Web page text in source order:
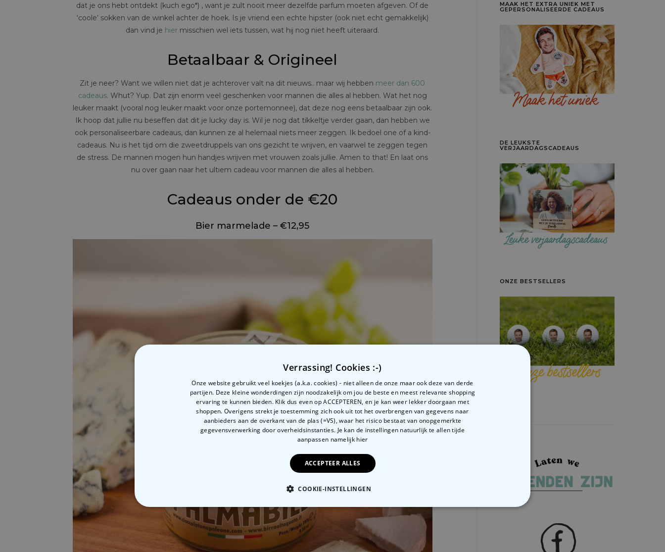
dat je ons hebt ontdekt (kuch ego*) , want je zult nooit meer dezelfde parfum moeten afgeven. Of de
‘coole’ sokken van de winkel achter de hoek. Is je vriend een echte hipster (ook niet echt gemakkelijk)
dan vind je hier misschien wel iets tussen, wat hij nog niet heeft uiteraard.
Betaalbaar & Origineel
Zit je neer? Want we willen niet dat je achterover valt na dit nieuws.. maar wij hebben meer dan 600
cadeaus. Whut? Yup. Dat zijn enorm veel geschenken voor mannen die alles al hebben. Wat het nog
leuker maakt (vooral nog leuker maakt voor onze portemonnee), dat deze nog eens betaalbaar zijn ook.
Ik hoop dat jullie nu beseffen dat dit je lucky day is. Wil je nog dat tikkeltje verder gaan, dan hebben we
ook personaliseerbare cadeaus, dan kunnen ze al helemaal niets meer zeggen. Ik bedoel one of a kind-
cadeaus. Nu is het tijd om die zweetdruppels van ons gezicht te wrijven, en vaarwel te zeggen tegen
de stress. De mannen mogen hun handjes wrijven met vrouwen zoals jullie. Amen to that! En laat ons
nu over gaan naar het ultiem cadeau voor mannen die alles al hebben.
Cadeaus onder de €20
Bier marmelade – €12,95
MAAK HET EXTRA UNIEK MET
GEPERSONALISEERDE CADEAUS
DE LEUKSTE
VERJAARDAGSCADEAUS
ONZE BESTSELLERS
Verrassing! Cookies :-)
Onze website gebruikt veel koekjes (a.k.a. cookies) - niet alleen de onze maar ook deze van derde
partijen. Deze kleine wonderdingen zijn noodzakelijk om jou de beste en meest relevante shopping
ervaring te kunnen bieden. Klik dus even op ACCEPTEREN, en je kan weer lekker doorgaan met
shoppen. Overigens strekt je toestemming zich ook uit tot het overbrengen van gegevens naar
aanbieders aan de overkant van de plas (=VS), waar het risico bestaat van onopgemerkte
gegevensverwerking door overheidsinstanties. Je kan de instellingen natuurlijk te allen tijde
aanpassen namelijk hier
ACCEPTEER ALLES
COOKIE-INSTELLINGEN
NOODZAKELIJK PERFORMANCE